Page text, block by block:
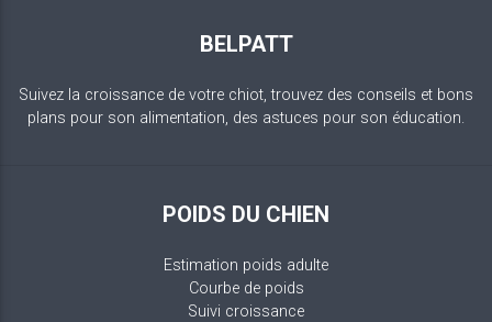
BELPATT
Suivez la croissance de votre chiot, trouvez des conseils et bons
plans pour son alimentation, des astuces pour son éducation.
POIDS DU CHIEN
Estimation poids adulte
Courbe de poids
Suivi croissance